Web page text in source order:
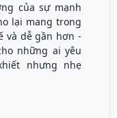
của sự mạnh
lại mang trong
và dễ gần hơn -
những ai yêu
nhưng nhẹ